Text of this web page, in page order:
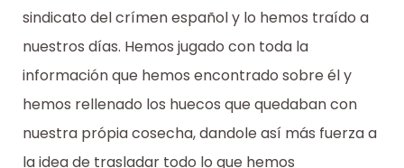
sindicato del crímen español y lo hemos traído a
nuestros días. Hemos jugado con toda la
información que hemos encontrado sobre él y
hemos rellenado los huecos que quedaban con
nuestra própia cosecha, dandole así más fuerza a
la idea de trasladar todo lo que hemos